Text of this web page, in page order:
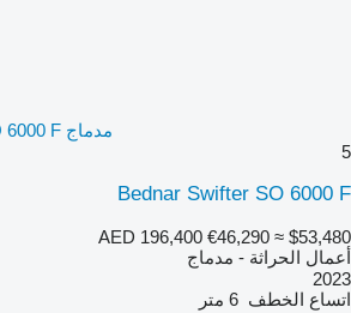
مدماج Bednar Swifter SO 6000 F
5
Bednar Swifter SO 6000 F
AED 196,400 €46,290 ≈ $53,480
أعمال الحراثة - مدماج
2023
اتساع الخطف 6 متر